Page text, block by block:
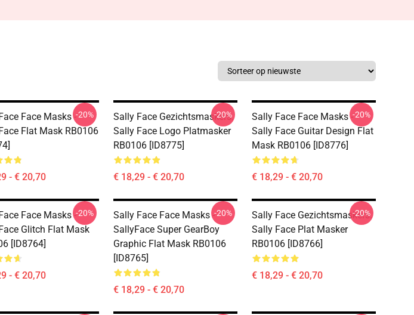
Face Masks -
Flat Mask RB0106
- € 20,70
-20%
Sally Face Gezichtsmaskers.
Sally Face Logo Platmasker
RB0106 [ID8775]
€ 18,29 - € 20,70
-20%
Sally Face Face Masks -
Sally Face Guitar Design Flat
Mask RB0106 [ID8776]
€ 18,29 - € 20,70
-20%
Face Masks -
Glitch Flat Mask
[ID8764]
- € 20,70
-20%
Sally Face Face Masks -
SallyFace Super GearBoy
Graphic Flat Mask RB0106
[ID8765]
€ 18,29 - € 20,70
-20%
Sally Face Gezichtsmaskers.
Sally Face Plat Masker
RB0106 [ID8766]
€ 18,29 - € 20,70
-20%